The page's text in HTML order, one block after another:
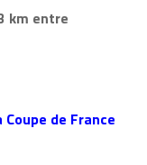
km entre
de France